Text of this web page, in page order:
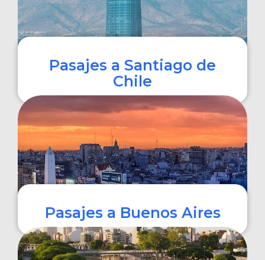
Pasajes a Santiago de
Chile
Pasajes a Buenos Aires
COMPRAR